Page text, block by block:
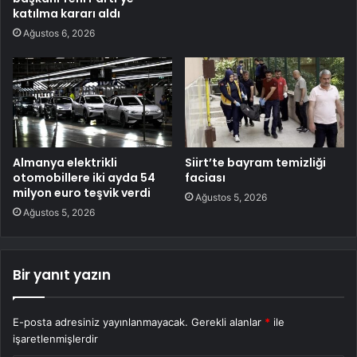
katılma kararı aldı
Ağustos 6, 2026
Almanya elektrikli
otomobillere iki ayda 54
milyon euro teşvik verdi
Ağustos 5, 2026
Siirt’te bayram temizliği
faciası
Ağustos 5, 2026
Bir yanıt yazın
E-posta adresiniz yayınlanmayacak. Gerekli alanlar * ile
işaretlenmişlerdir